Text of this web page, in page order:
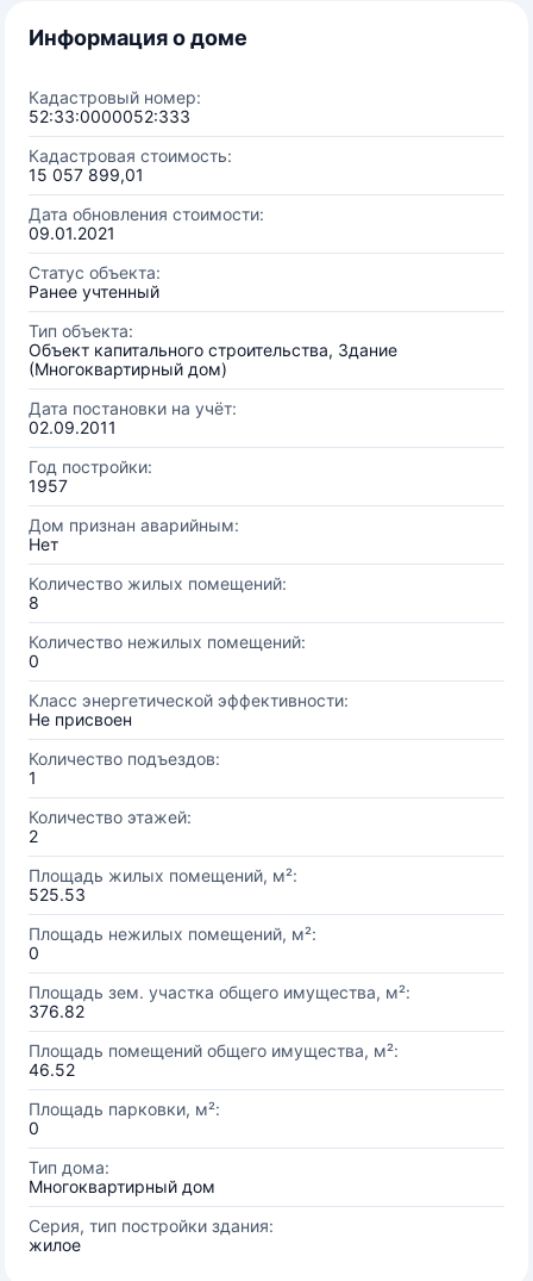
Информация о доме
Кадастровый номер:
52:33:0000052:333
Кадастровая стоимость:
15 057 899,01
Дата обновления стоимости:
09.01.2021
Статус объекта:
Ранее учтенный
Тип объекта:
Объект капитального строительства, Здание
(Многоквартирный дом)
Дата постановки на учёт:
02.09.2011
Год постройки:
1957
Дом признан аварийным:
Нет
Количество жилых помещений:
8
Количество нежилых помещений:
0
Класс энергетической эффективности:
Не присвоен
Количество подъездов:
1
Количество этажей:
2
Площадь жилых помещений, м²:
525.53
Площадь нежилых помещений, м²:
0
Площадь зем. участка общего имущества, м²:
376.82
Площадь помещений общего имущества, м²:
46.52
Площадь парковки, м²:
0
Тип дома:
Многоквартирный дом
Серия, тип постройки здания:
жилое